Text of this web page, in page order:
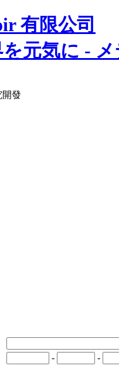
有限公司
發
-
-